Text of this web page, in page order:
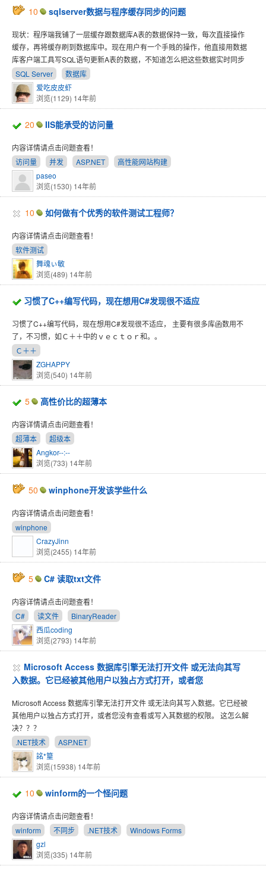
10 sqlserver数据与程序缓存同步的问题
现状：程序端我铺了一层缓存跟数据库A表的数据保持一致，每次直接操作
缓存，再将缓存刷到数据库中。现在用户有一个手贱的操作，他直接用数据
库客户端工具写SQL语句更新A表的数据，不知道怎么把这些数据实时同步
SQL Server
数据库
爱吃皮皮虾
浏览(1129) 14年前
20 IIS能承受的访问量
内容详情请点击问题查看！
访问量
并发 ASP.NET
高性能网站构建
paseo
浏览(1530) 14年前
10 如何做有个优秀的软件测试工程师？
内容详情请点击问题查看！
软件测试
舞魂ぃ敏
浏览(489) 14年前
习惯了C++编写代码，现在想用C#发现很不适应
习惯了C++编写代码，现在想用C#发现很不适应， 主要有很多库函数用不
了，不习惯，如Ｃ＋＋中的ｖｅｃｔｏｒ和。。
Ｃ＋＋
ZGHAPPY
浏览(540) 14年前
5 高性价比的超薄本
内容详情请点击问题查看！
超薄本
超级本
Angkor--:--
浏览(733) 14年前
50 winphone开发该学些什么
内容详情请点击问题查看！
winphone
CrazyJinn
浏览(2455) 14年前
5 C# 读取txt文件
内容详情请点击问题查看！
C#
读文件
BinaryReader
西瓜coding
浏览(2793) 14年前
Microsoft Access 数据库引擎无法打开文件 或无法向其写
入数据。它已经被其他用户以独占方式打开，或者您
Microsoft Access 数据库引擎无法打开文件 或无法向其写入数据。它已经被
其他用户以独占方式打开，或者您没有查看或写入其数据的权限。 这怎么解
决？？？
.NET技术
ASP.NET
詺*篂
浏览(15938) 14年前
10 winform的一个怪问题
内容详情请点击问题查看！
winform
不同步 .NET技术
Windows Forms
gzl
浏览(335) 14年前